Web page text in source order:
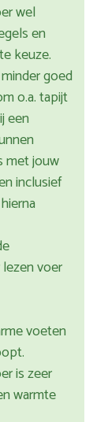
wel
en
keuze.
goed
o.a. tapijt
een
met jouw
inclusief
voer
voeten
is zeer
warmte